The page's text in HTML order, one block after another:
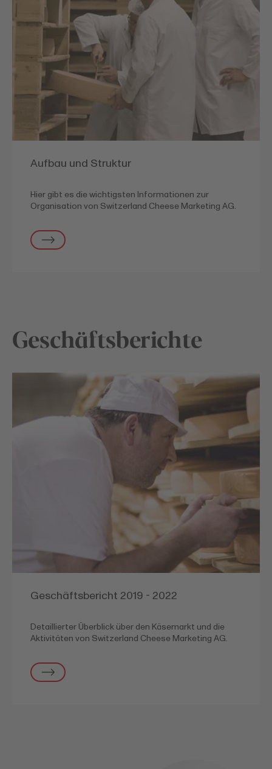
Aufbau und Struktur
Hier gibt es die wichtigsten Informationen zur
Organisation von Switzerland Cheese Marketing AG.
Geschäftsberichte
Geschäftsbericht 2019 - 2022
Detaillierter Überblick über den Käsemarkt und die
Aktivitäten von Switzerland Cheese Marketing AG.